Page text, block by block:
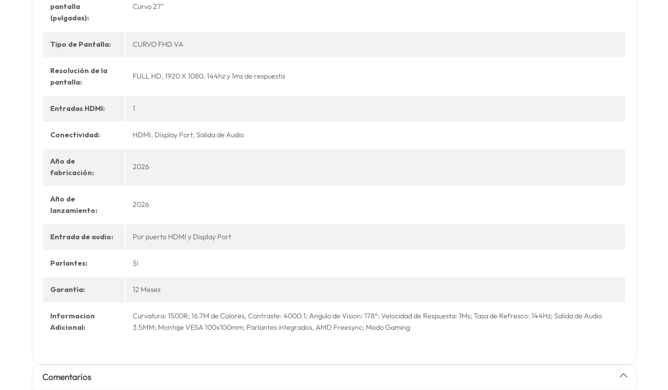
pantalla
(pulgadas):
Curvo 27"
Tipo de Pantalla: CURVO FHD VA
Resolución de la
pantalla:
FULL HD, 1920 X 1080, 144hz y 1ms de respuesta
Entradas HDMI: 1
Conectividad: HDMI, Display Port, Salida de Audio
Año de
fabricación:
2026
Año de
lanzamiento:
2026
Entrada de audio: Por puerto HDMI y Display Port
Parlantes: Si
Garantía: 12 Meses
Informacion
Adicional:
Curvatura: 1500R; 16.7M de Colores, Contraste: 4000:1; Angulo de Vision: 178°; Velocidad de Respuesta: 1Ms; Tasa de Refresco: 144Hz; Salida de Audio
3.5MM; Montaje VESA 100x100mm; Parlantes integrados, AMD Freesync; Modo Gaming
Comentarios